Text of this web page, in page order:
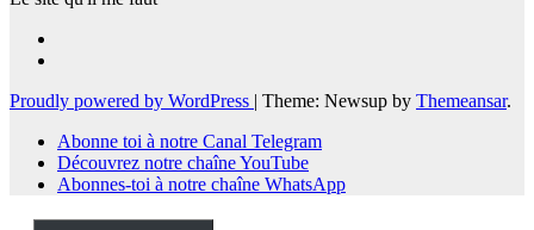
Proudly powered by WordPress | Theme: Newsup by Themeansar.
Abonne toi à notre Canal Telegram
Découvrez notre chaîne YouTube
Abonnes-toi à notre chaîne WhatsApp